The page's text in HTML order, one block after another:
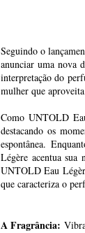
Seguindo o
anunciar uma nova
interpretação do
mulher que
Como UNTOLD
destacando os
espontânea.
Légère acentua sua
UNTOLD Eau
que caracteriza o
A Fragrância: